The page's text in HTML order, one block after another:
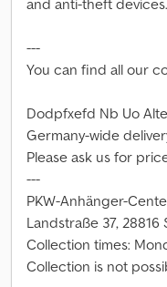
and anti-theft devices.
---
You can find all our
Dodpfxefd Nb Uo
Germany-wide
Please ask us for
---
PKW-Anhänger-
Landstraße 37, 28816
Collection times:
Collection is not